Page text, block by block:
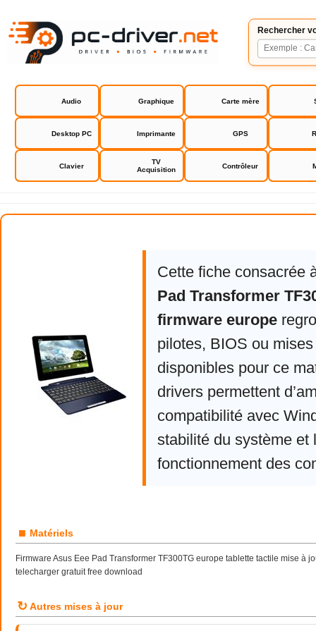
Rechercher
Audio Graphique Carte mère
Desktop PC Imprimante GPS
Clavier
TV
Acquisition
Contrôleur
Asus Eee Pad Transformer
Cette fiche consacrée
Pad Transformer
firmware europe
pilotes, BIOS ou
disponibles pour ce
drivers permettent
compatibilité avec
stabilité du système et
fonctionnement des
■ Matériels
Firmware Asus Eee Pad Transformer TF300TG europe tablette tactile mise à
telecharger gratuit free download
↻ Autres mises à jour